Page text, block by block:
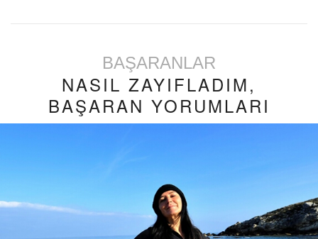
BAŞARANLAR
NASIL ZAYIFLADIM,
BAŞARAN YORUMLARI